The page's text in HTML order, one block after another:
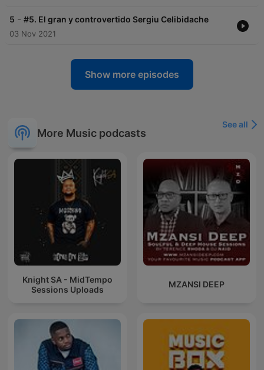
5 - #5. El gran y controvertido Sergiu Celibidache
03 Nov 2021
Show more episodes
More Music podcasts
See all
Knight SA - MidTempo
Sessions Uploads
MZANSI DEEP